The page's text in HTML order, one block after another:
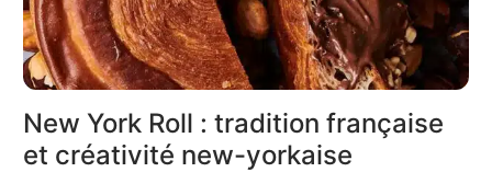
New York Roll : tradition française
et créativité new-yorkaise